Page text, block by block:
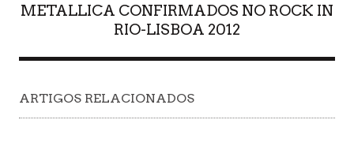
METALLICA CONFIRMADOS NO ROCK IN
RIO-LISBOA 2012
ARTIGOS RELACIONADOS